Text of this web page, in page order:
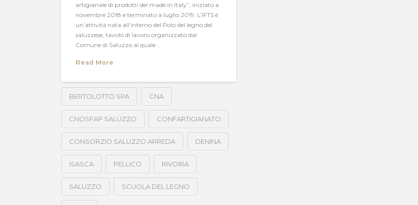
artigianale di prodotti del made in Italy”, iniziato a
novembre 2018 e terminato a luglio 2019. L’IFTS è
un’attività nata all’interno del Polo del legno del
saluzzese, tavolo di lavoro organizzato dal
Comune di Saluzzo al quale …
Read More
BERTOLOTTO SPA CNA
CNOSFAP SALUZZO CONFARTIGIANATO
CONSORZIO SALUZZO ARREDA DENINA
ISASCA PELLICO RIVOIRA
SALUZZO SCUOLA DEL LEGNO